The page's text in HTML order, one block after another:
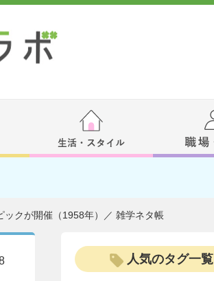
ックが開催（1958年）／ 雑学ネタ帳
人気のタグ一覧